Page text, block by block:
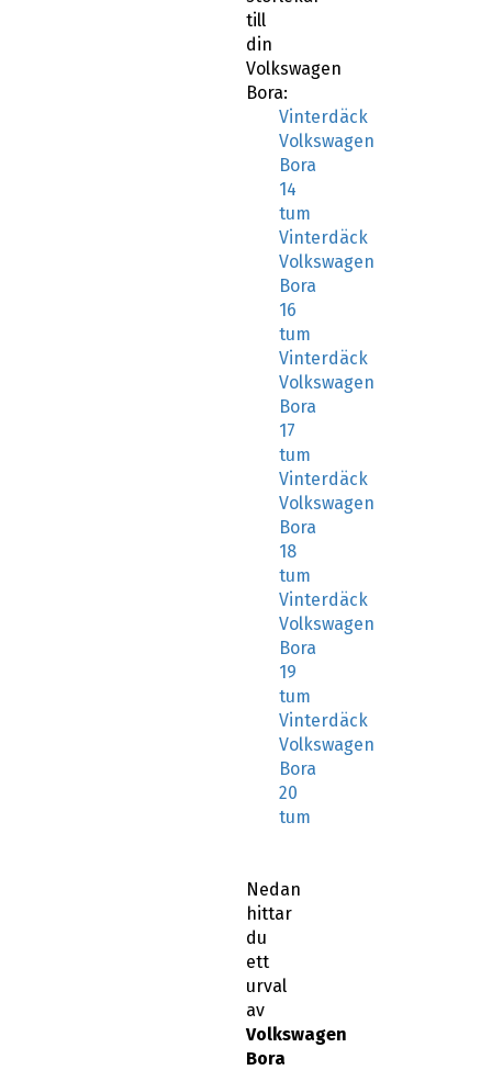
till
din
Volkswagen
Bora:
Vinterdäck
Volkswagen
Bora
14
tum
Vinterdäck
Volkswagen
Bora
16
tum
Vinterdäck
Volkswagen
Bora
17
tum
Vinterdäck
Volkswagen
Bora
18
tum
Vinterdäck
Volkswagen
Bora
19
tum
Vinterdäck
Volkswagen
Bora
20
tum
Nedan
hittar
du
ett
urval
av
Volkswagen
Bora